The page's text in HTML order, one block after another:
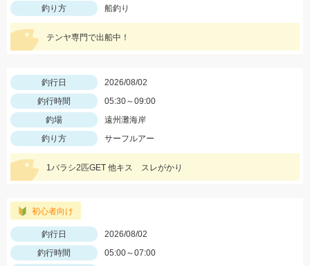
釣り方
船釣り
テンヤ専門で出船中！
釣行日
2026/08/02
釣行時間
05:30～09:00
釣場
遠州灘海岸
釣り方
サーフルアー
1バラシ2匹GET 他キス スレがかり
初心者向け
釣行日
2026/08/02
釣行時間
05:00～07:00